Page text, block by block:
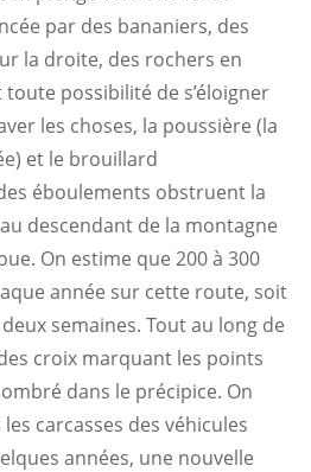
par des bananiers, des
la droite, des rochers en
possibilité de s’éloigner
les choses, la poussière (la
et le brouillard
éboulements obstruent la
descendant de la montagne
On estime que 200 à 300
année sur cette route, soit
semaines. Tout au long de
croix marquant les points
dans le précipice. On
carcasses des véhicules
années, une nouvelle